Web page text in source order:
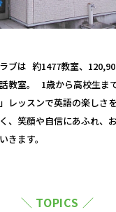
ブは 約1477教室、
教室。 1歳から高校生ま
レッスンで英語の楽しさ
、笑顔や自信にあふれ、
きます。
＼ TOPICS ／